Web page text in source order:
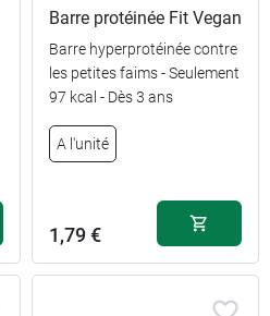
bois - 275 g
17,99 €
275 g -
Barre protéinée Fit Vegan
Barre hyperprotéinée contre
les petites faims - Seulement
97 kcal - Dès 3 ans
A l'unité
1,79 €